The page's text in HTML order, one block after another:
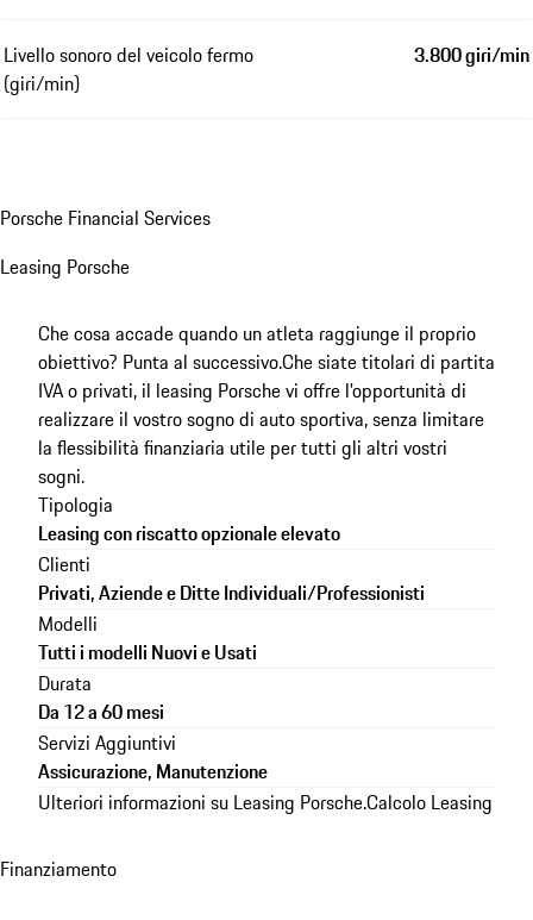
Livello sonoro del veicolo fermo
(giri/min)
3.800 giri/min
Porsche Financial Services
Leasing Porsche
Che cosa accade quando un atleta raggiunge il proprio
obiettivo? Punta al successivo.Che siate titolari di partita
IVA o privati, il leasing Porsche vi offre l'opportunità di
realizzare il vostro sogno di auto sportiva, senza limitare
la flessibilità finanziaria utile per tutti gli altri vostri
sogni.
Tipologia
Leasing con riscatto opzionale elevato
Clienti
Privati, Aziende e Ditte Individuali/Professionisti
Modelli
Tutti i modelli Nuovi e Usati
Durata
Da 12 a 60 mesi
Servizi Aggiuntivi
Assicurazione, Manutenzione
Ulteriori informazioni su Leasing Porsche.Calcolo Leasing
Finanziamento